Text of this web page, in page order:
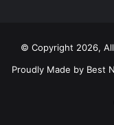
© Copyright 2026,
Proudly Made by Best